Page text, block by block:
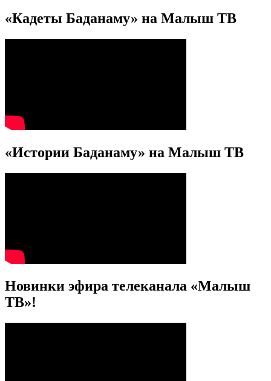
«Кадеты Баданаму» на Малыш ТВ
«Истории Баданаму» на Малыш ТВ
Новинки эфира телеканала «Малыш
ТВ»!